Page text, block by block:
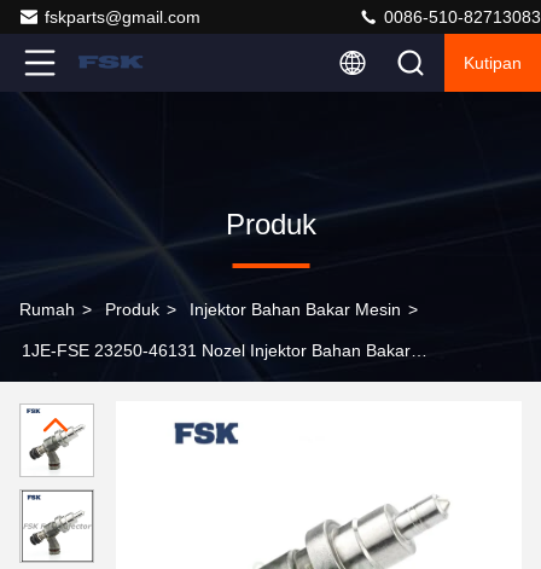
fskparts@gmail.com 0086-510-82713083
Kutipan
Produk
Rumah > Produk > Injektor Bahan Bakar Mesin >
1JE-FSE 23250-46131 Nozel Injektor Bahan Bakar